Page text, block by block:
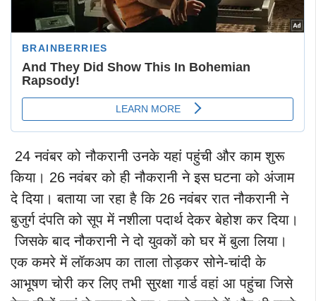
24 नवंबर को नौकरानी उनके यहां पहुंची और काम शुरू
किया। 26 नवंबर को ही नौकरानी ने इस घटना को अंजाम
दे दिया। बताया जा रहा है कि 26 नवंबर रात नौकरानी ने
बुजुर्ग दंपति को सूप में नशीला पदार्थ देकर बेहोश कर दिया।
जिसके बाद नौकरानी ने दो युवकों को घर में बुला लिया।
एक कमरे में लॉकअप का ताला तोड़कर सोने-चांदी के
आभूषण चोरी कर लिए तभी सुरक्षा गार्ड वहां आ पहुंचा जिसे